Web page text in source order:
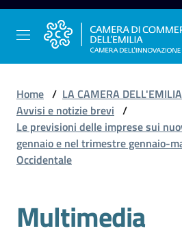
Vai al contenuto
Vai alla navigazione
Vai al footer
La
Camera
Gestire
Home / LA CAMERA DELL'EMILIA
Avvisi e notizie brevi /
Le previsioni delle imprese sui
gennaio e nel trimestre gennaio-
Occidentale
Multimedia